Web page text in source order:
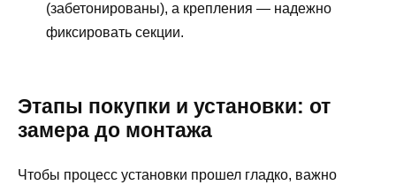
(забетонированы), а крепления — надежно
фиксировать секции.
Этапы покупки и установки: от
замера до монтажа
Чтобы процесс установки прошел гладко, важно